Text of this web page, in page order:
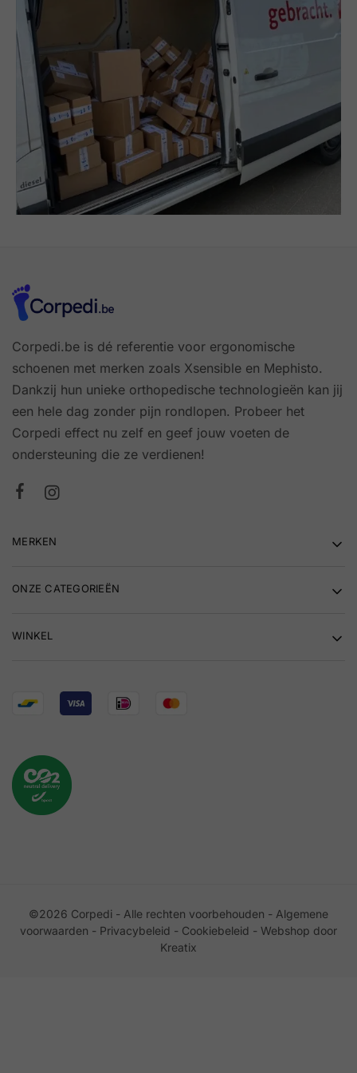
Corpedi.be is dé referentie voor ergonomische
schoenen met merken zoals Xsensible en Mephisto.
Dankzij hun unieke orthopedische technologieën kan jij
een hele dag zonder pijn rondlopen. Probeer het
Corpedi effect nu zelf en geef jouw voeten de
ondersteuning die ze verdienen!
MERKEN
ONZE CATEGORIEËN
WINKEL
©2026 Corpedi - Alle rechten voorbehouden - Algemene
voorwaarden - Privacybeleid - Cookiebeleid - Webshop door
Kreatix